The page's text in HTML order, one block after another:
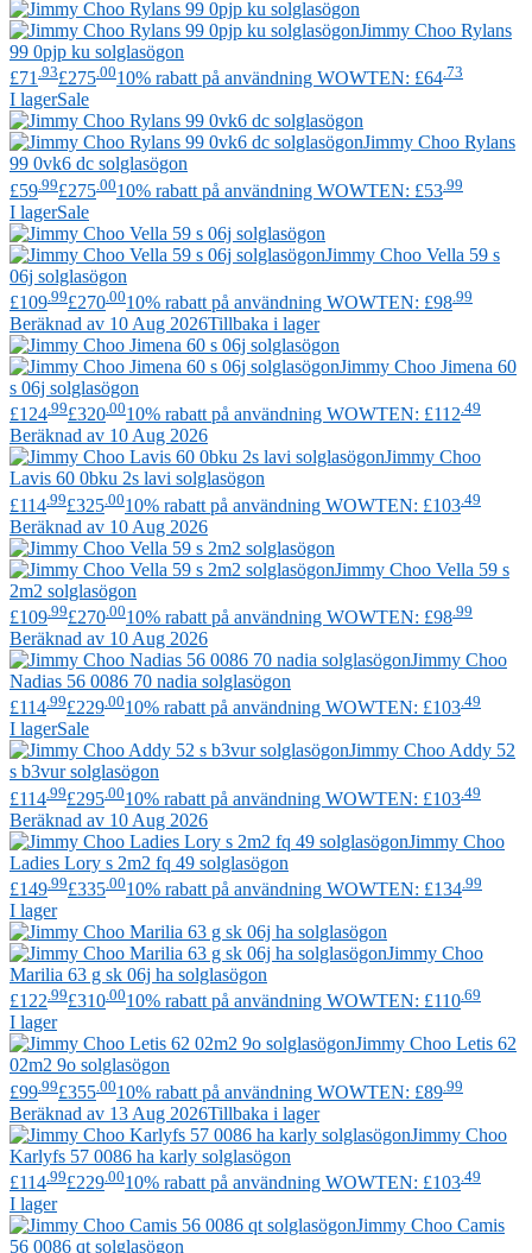
Jimmy Choo Rylans
99 0pjp ku solglasögon
£71.93£275.0010% rabatt på användning WOWTEN: £64.73
I lagerSale
Jimmy Choo Rylans
99 0vk6 dc solglasögon
£59 .99£275 .0010% rabatt på användning WOWTEN: £53 .99
I lagerSale
Jimmy Choo Vella 59 s
06j solglasögon
£109 .99£270 .0010% rabatt på användning WOWTEN: £98 .99
Beräknad av 10 Aug 2026Tillbaka i lager
Jimmy Choo Jimena 60
s 06j solglasögon
£124.99£320.0010% rabatt på användning WOWTEN: £112.49
Beräknad av 10 Aug 2026
Jimmy Choo
Lavis 60 0bku 2s lavi solglasögon
£114 .99£325 .0010% rabatt på användning WOWTEN: £103 .49
Beräknad av 10 Aug 2026
Jimmy Choo Vella 59 s
2m2 solglasögon
£109 .99£270 .0010% rabatt på användning WOWTEN: £98 .99
Beräknad av 10 Aug 2026
Jimmy Choo
Nadias 56 0086 70 nadia solglasögon
£114.99£229.0010% rabatt på användning WOWTEN: £103.49
I lagerSale
Jimmy ChooAddy 52
s b3vur solglasögon
£114 .99£295 .0010% rabatt på användning WOWTEN: £103 .49
Beräknad av 10 Aug 2026
Jimmy Choo
Ladies Lory s 2m2 fq 49 solglasögon
£149 .99£335 .0010% rabatt på användning WOWTEN: £134 .99
I lager
Jimmy Choo
Marilia 63 g sk 06j ha solglasögon
£122.99£310.0010% rabatt på användning WOWTEN: £110.69
I lager
Jimmy Choo Letis 62
02m2 9o solglasögon
£99 .99£355 .0010% rabatt på användning WOWTEN: £89 .99
Beräknad av 13 Aug 2026Tillbaka i lager
Jimmy Choo
Karlyfs 57 0086 ha karly solglasögon
£114 .99£229 .0010% rabatt på användning WOWTEN: £103 .49
I lager
Jimmy Choo Camis
56 0086 qt solglasögon